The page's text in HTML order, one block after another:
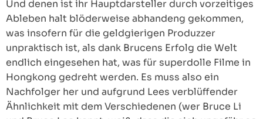
Und denen ist ihr Hauptdarsteller durch vorzeitiges
Ableben halt blöderweise abhandeng gekommen,
was insofern für die geldgierigen Produzzer
unpraktisch ist, als dank Brucens Erfolg die Welt
endlich eingesehen hat, was für superdolle Filme in
Hongkong gedreht werden. Es muss also ein
Nachfolger her und aufgrund Lees verblüffender
Ähnlichkeit mit dem Verschiedenen (wer Bruce Li